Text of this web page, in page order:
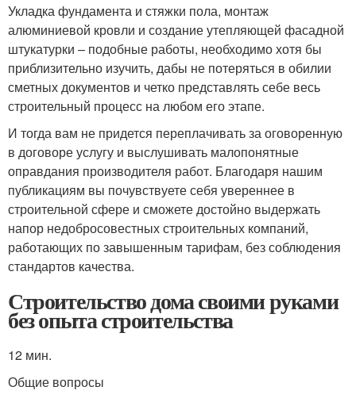
Укладка фундамента и стяжки пола, монтаж
алюминиевой кровли и создание утепляющей фасадной
штукатурки – подобные работы, необходимо хотя бы
приблизительно изучить, дабы не потеряться в обилии
сметных документов и четко представлять себе весь
строительный процесс на любом его этапе.
И тогда вам не придется переплачивать за оговоренную
в договоре услугу и выслушивать малопонятные
оправдания производителя работ. Благодаря нашим
публикациям вы почувствуете себя увереннее в
строительной сфере и сможете достойно выдержать
напор недобросовестных строительных компаний,
работающих по завышенным тарифам, без соблюдения
стандартов качества.
Строительство дома своими руками
без опыта строительства
12 мин.
Общие вопросы